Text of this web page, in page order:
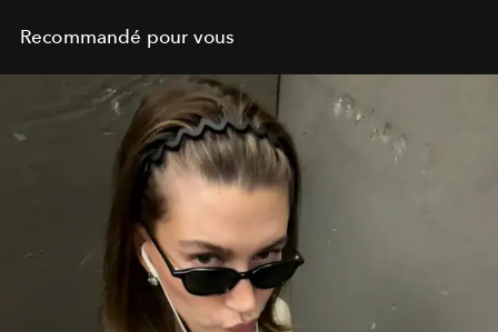
Recommandé pour vous